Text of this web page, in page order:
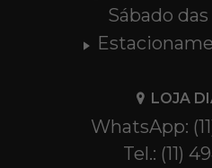
Sábado das
LOJA
WhatsApp:
Tel.: (11)